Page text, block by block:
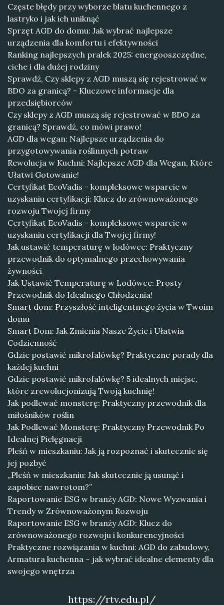
Częste błędy przy wyborze blatu kuchennego z
lastryko i jak ich uniknąć
Sprzęt AGD do domu: Jak wybrać najlepsze
urządzenia dla komfortu i efektywności
Ranking najlepszych pralek 2025: energooszczędne,
ciche i dla dużej rodziny
Sprawdź, Czy sklepy z AGD muszą się rejestrować w
BDO za granicą? - Kluczowe informacje dla
przedsiębiorców
Czy sklepy z AGD muszą się rejestrować w BDO za
granicą? Sprawdź, co mówi prawo!
AGD dla wegan: Najlepsze urządzenia do
przygotowywania roślinnych potraw
Rewolucja w Kuchni: Najlepsze AGD dla Wegan, Które
Ułatwi Gotowanie!
Certyfikat EcoVadis - kompleksowe wsparcie w
uzyskaniu certyfikacji: Klucz do zrównoważonego
rozwoju Twojej firmy
Certyfikat EcoVadis - kompleksowe wsparcie w
uzyskaniu certyfikacji dla Twojej firmy!
Jak ustawić temperaturę w lodówce: Praktyczny
przewodnik do optymalnego przechowywania
żywności
Jak Ustawić Temperaturę w Lodówce: Prosty
Przewodnik do Idealnego Chłodzenia!
Smart dom: Przyszłość inteligentnego życia w Twoim
domu
Smart Dom: Jak Zmienia Nasze Życie i Ułatwia
Codzienność
Gdzie postawić mikrofalówkę? Praktyczne porady dla
każdej kuchni
Gdzie postawić mikrofalówkę? 5 idealnych miejsc,
które zrewolucjonizują Twoją kuchnię!
Jak podlewać monsterę: Praktyczny przewodnik dla
miłośników roślin
Jak Podlewać Monsterę: Praktyczny Przewodnik Po
Idealnej Pielęgnacji
Pleśń w mieszkaniu: Jak ją rozpoznać i skutecznie się
jej pozbyć
„Pleśń w mieszkaniu: Jak skutecznie ją usunąć i
zapobiec nawrotom?”
Raportowanie ESG w branży AGD: Nowe Wyzwania i
Trendy w Zrównoważonym Rozwoju
Raportowanie ESG w branży AGD: Klucz do
zrównoważonego rozwoju i konkurencyjności
Praktyczne rozwiązania w kuchni: AGD do zabudowy,
Armatura kuchenna – jak wybrać idealne elementy dla
swojego wnętrza
https://rtv.edu.pl/